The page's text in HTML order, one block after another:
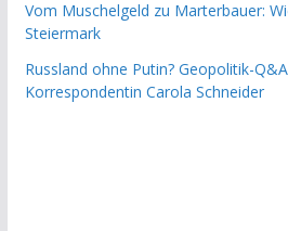
Vom Muschelgeld zu Marterbauer:
Steiermark
Russland ohne Putin? Geopolitik-
Korrespondentin Carola Schneider